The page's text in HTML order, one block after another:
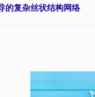
的复杂丝状结构网络